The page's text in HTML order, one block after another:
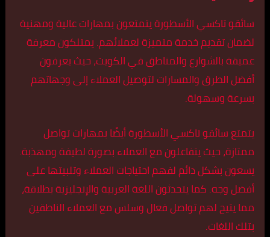
سائقو تاكسي الأسطورة يتمتعون بمهارات عالية ومهنية
لضمان تقديم خدمة متميزة لعملائهم. يمتلكون معرفة
عميقة بالشوارع والمناطق في الكويت، حيث يعرفون
أفضل الطرق والمسارات لتوصيل العملاء إلى وجهاتهم
بسرعة وسهولة.
يتمتع سائقو تاكسي الأسطورة أيضًا بمهارات تواصل
ممتازة، حيث يتفاعلون مع العملاء بصورة لطيفة ومهذبة.
يسعون بشكل دائم لفهم احتياجات العملاء وتلبيتها على
أفضل وجه. كما يتحدثون اللغة العربية والإنجليزية بطلاقة،
مما يتيح لهم تواصل فعال وسلس مع العملاء الناطقين
بتلك اللغات.